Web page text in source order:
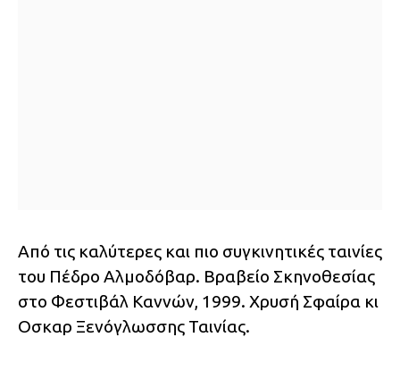
Από τις καλύτερες και πιο συγκινητικές ταινίες
του Πέδρο Αλμοδόβαρ. Βραβείο Σκηνοθεσίας
στο Φεστιβάλ Καννών, 1999. Χρυσή Σφαίρα κι
Οσκαρ Ξενόγλωσσης Ταινίας.